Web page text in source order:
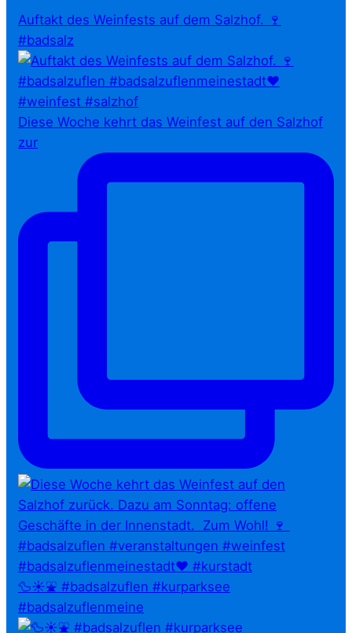
Auftakt des Weinfests auf dem Salzhof. 🍷
#badsalz
Diese Woche kehrt das Weinfest auf den Salzhof
zur
🦆☀️⛲ #badsalzuflen #kurparksee
#badsalzuflenmeine